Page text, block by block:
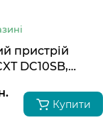
пристрій
DC10SB,
Купити